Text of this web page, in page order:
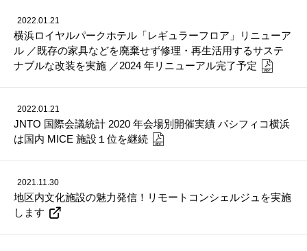
2022.01.21
横浜ロイヤルパークホテル「レギュラーフロア」リニューア
ル ／既存の家具などを廃棄せず修理・再生活用するサステ
ナブルな改装を実施 ／2024 年リニューアル完了予定
2022.01.21
JNTO 国際会議統計 2020 年会場別開催実績 パシフィコ横浜
は国内 MICE 施設１位を継続
2021.11.30
地区内文化施設の魅力発信！リモートコンシェルジュを実施
します